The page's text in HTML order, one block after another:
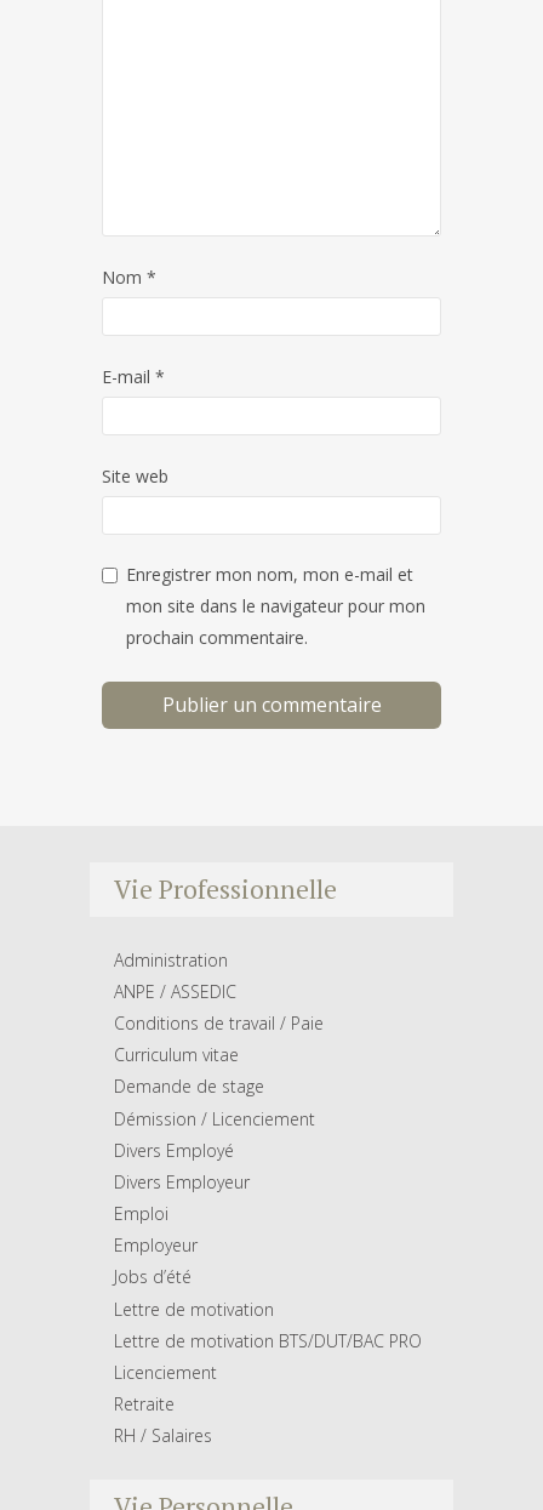
Nom *
E-mail *
Site web
Enregistrer mon nom, mon e-mail et
mon site dans le navigateur pour mon
prochain commentaire.
Vie Professionnelle
Administration
ANPE / ASSEDIC
Conditions de travail / Paie
Curriculum vitae
Demande de stage
Démission / Licenciement
Divers Employé
Divers Employeur
Emploi
Employeur
Jobs d’été
Lettre de motivation
Lettre de motivation BTS/DUT/BAC PRO
Licenciement
Retraite
RH / Salaires